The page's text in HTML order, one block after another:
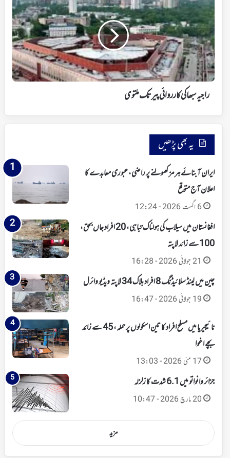
سبھا
کی
کارروائی
پیر
تک
ملتوی
راجیہ سبھا کی کارروائی پیر تک ملتوی
یہ بھی پڑھیں
ایران آبنائے ہرمز کھولنے پر راضی،عبوری معاہدے کا
اعلان آج متوقع
6 اگست 2026 - 12:24
افغانستان میں سیلاب کی ہولناک تباہی، 20 افراد جاں بحق،
100 سے زائد لاپتہ
21 جولائی 2026 - 16:28
چین میں لینڈ سلائیڈنگ 8 افراد ہلاک 34 لاپتہ ویڈیو وائرل
19 جولائی 2026 - 16:47
نائیجیریا میں مسلح افراد کا تین اسکولوں پر حملہ، 45 سے زائد
بچے اغوا
17 مئی 2026 - 13:03
جزائر وانواتو میں 6.1 شدت کا زلزلہ
20 مارچ 2026 - 10:47
مزید